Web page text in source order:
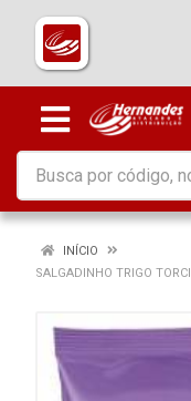
INÍCIO
SALGADINHO TRIGO